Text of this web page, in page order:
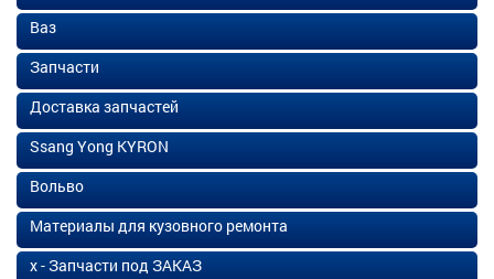
Ваз
Запчасти
Доставка запчастей
Ssang Yong KYRON
Вольво
Материалы для кузовного ремонта
х - Запчасти под ЗАКАЗ